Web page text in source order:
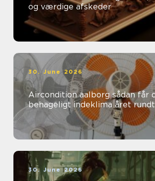
og værdige afskeder
30. June 2026
Aircondition aalborg sådan får du et
behageligt indeklima året rundt
30. June 2026